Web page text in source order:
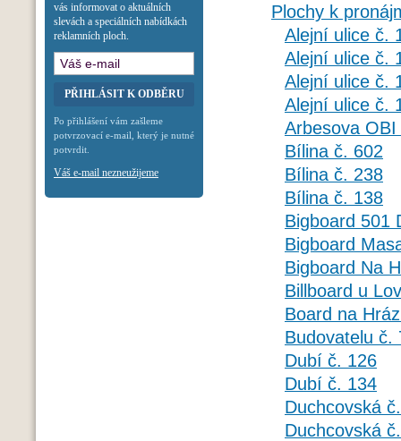
Plochy k
Alejní ulice č.
Alejní ulice č.
Alejní ulice č.
Alejní ulice č.
Arbesova
Bílina č. 602
Bílina č. 238
Bílina č. 138
Bigboard 501
Bigboard
Bigboard Na
Billboard u
Board na
Budovatelu č.
Dubí č. 126
Dubí č. 134
Duchcovská
Duchcovská
vás informovat o aktuálních
slevách a speciálních nabídkách
reklamních ploch.
Po přihlášení vám zašleme
potvrzovací e-mail, který je nutné
potvrdit.
Váš e-mail nezneužijeme